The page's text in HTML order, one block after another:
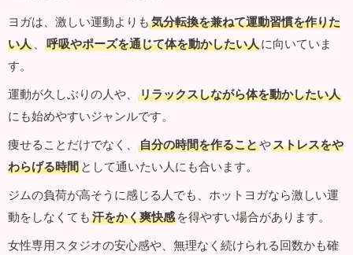
ヨガは、激しい運動よりも 気分転換を兼ねて運動習慣を作りた
い人 、 呼吸やポーズを通じて体を動かしたい人に向いていま
す。
運動が久しぶりの人や、
リラックスしながら体を動かしたい人
にも始めやすいジャンルです。
痩せることだけでなく、
自分の時間を作ることやストレスをや
わらげる時間 として通いたい人にも合います。
ジムの負荷が高そうに感じる人でも、ホットヨガなら激しい運
動をしなくても 汗をかく爽快感 を得やすい場合があります。
女性専用スタジオの安心感や、無理なく続けられる回数かも確